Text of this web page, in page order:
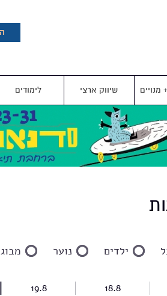
מנויים שיווק ארצי לימודים
ילדים נוער
18.8
19.8